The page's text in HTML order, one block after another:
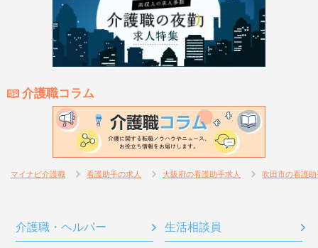
介護職コラム
マイナビ介護職 看護助手の求人 大阪府の看護助手求人 吹田市の看護
介護職・ヘルパー 生活相談員